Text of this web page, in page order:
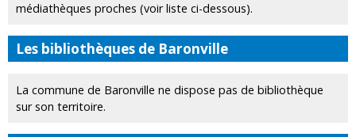
médiathèques proches (voir liste ci-dessous).
Les bibliothèques de Baronville
La commune de Baronville ne dispose pas de bibliothèque
sur son territoire.